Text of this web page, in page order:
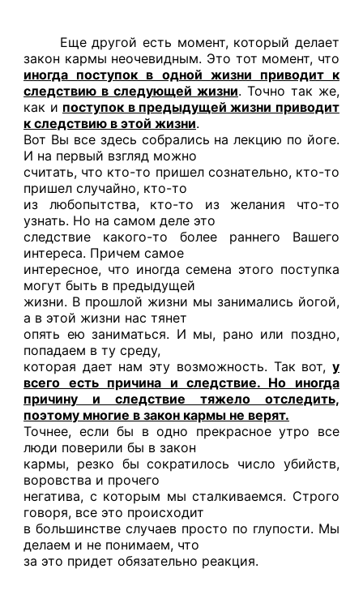
Еще другой есть момент, который делает
закон кармы неочевидным. Это тот момент, что
иногда поступок в одной жизни приводит к
следствию в следующей жизни. Точно так же,
как и поступок в предыдущей жизни приводит
к следствию в этой жизни.
Вот Вы все здесь собрались на лекцию по йоге.
И на первый взгляд можно
считать, что кто-то пришел сознательно, кто-то
пришел случайно, кто-то
из любопытства, кто-то из желания что-то
узнать. Но на самом деле это
следствие какого-то более раннего Вашего
интереса. Причем самое
интересное, что иногда семена этого поступка
могут быть в предыдущей
жизни. В прошлой жизни мы занимались йогой,
а в этой жизни нас тянет
опять ею заниматься. И мы, рано или поздно,
попадаем в ту среду,
которая дает нам эту возможность. Так вот, у
всего есть причина и следствие. Но иногда
причину и следствие тяжело отследить,
поэтому многие в закон кармы не верят.
Точнее, если бы в одно прекрасное утро все
люди поверили бы в закон
кармы, резко бы сократилось число убийств,
воровства и прочего
негатива, с которым мы сталкиваемся. Строго
говоря, все это происходит
в большинстве случаев просто по глупости. Мы
делаем и не понимаем, что
за это придет обязательно реакция.